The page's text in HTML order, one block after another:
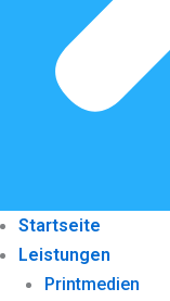
Startseite
Leistungen
Printmedien